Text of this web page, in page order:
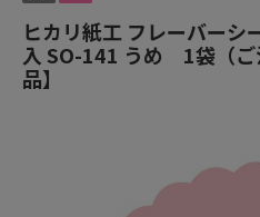
ヒカリ紙工 フレーバー
入 SO-141 うめ 1袋（ご
品】